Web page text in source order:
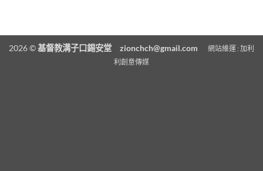
2026 ©基督教溝子口錫安堂 zionchch@gmail.com 網站維運 : 加利
利創意傳媒